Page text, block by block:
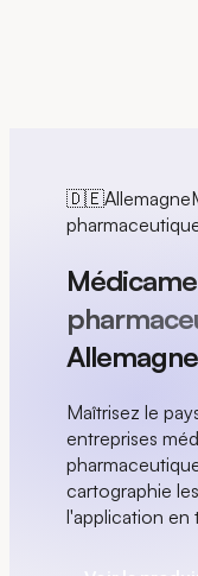
🇩🇪Allemagne
Allemagne
Maîtrisez le
entreprises
cartographie
l'application en